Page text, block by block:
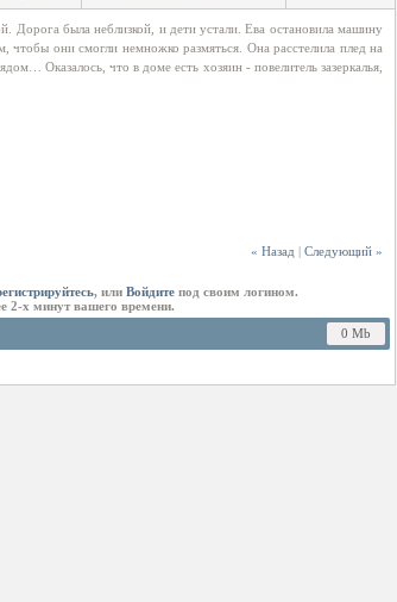
Дорога была неблизкой, и дети устали. Ева остановила машину
чтобы они смогли немножко размяться. Она расстелила плед на
Оказалось, что в доме есть хозяин - повелитель зазеркалья,
« Назад | Следующий »
, или Войдите под своим логином.
2-х минут вашего времени.
0 Mb